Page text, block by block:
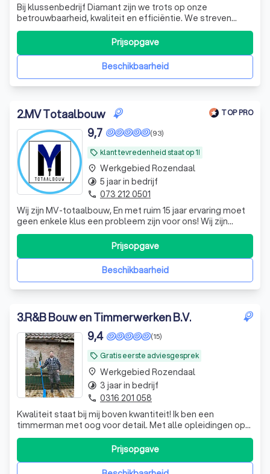
Bij klussenbedrijf Diamant zijn we trots op onze
betrouwbaarheid, kwaliteit en efficiëntie. We streven
ernaar om elke klus op tijd en binnen het budget af te
ronden, zonder concessies te doen aan de kwaliteit van
het werk. Voor diensten zoals timmerwerk, schilderwerk,
loodgieterij, elektrische instaBeschikbaarheid
Prijsopgave
2.MV Totaalbouw TOP PRO
local_offer klant tevredenheid staat op 1!
(93)
9,7
Wij zijn MV-totaalbouw, En met ruim 15 jaar ervaring moet
geen enkele klus een probleem zijn voor ons! Wij zijn
gespecialiseerd in het zetten van wanden en plafonds.
wanden/plafonds geïsoleerd tegen warmte/kou -voorzet
wanden -scheidings wanden -verla
Beschikbaarheid
Prijsopgave
place Werkgebied Rozendaal
timelapse 5 jaar in bedrijf
phone 073 212 0501
3.R&B Bouw en Timmerwerken B.V.
local_offer Gratis eerste adviesgesprek
(15)
9,4
Kwaliteit staat bij mij boven kwantiteit! Ik ben een
timmerman met oog voor detail. Met alle opleidingen op
zak en mijn 23 jaar ervaring, lever ik secuur en net werk. Ik
plan niet ver vooruit, maar richt mij op de korte termijn. Ik
kan daardoor snel bij u de werkzaamheden starten.
Prijsopgave
place Werkgebied Rozendaal
timelapse 3 jaar in bedrijf
phone 0316 201 058